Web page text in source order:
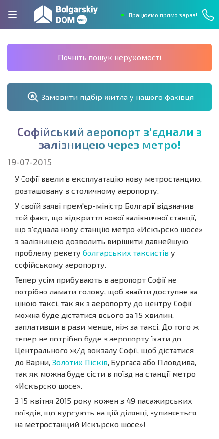
Працюємо прямо зараз!
Почніть пошук нерухомості
Замовити підбір житла у нашого фахівця
Софійський аеропорт з'єднали з
залізницею через метро!
19-07-2015
У Софії ввели в експлуатацію нову метростанцию,
розташовану в столичному аеропорту.
У своїй заяві прем'єр-міністр Болгарії відзначив
той факт, що відкриття нової залізничної станції,
що з'єднала нову станцію метро «Искърско шосе»
з залізницею дозволить вирішити давнейшую
проблему рекету болгарських таксистів у
софійському аеропорту.
Тепер усім прибувають в аеропорт Софії не
потрібно ламати голову, щоб знайти доступне за
ціною таксі, так як з аеропорту до центру Софії
можна буде дістатися всього за 15 хвилин,
заплативши в рази менше, ніж за таксі. До того ж
тепер не потрібно буде з аеропорту їхати до
Центрального ж/д вокзалу Софії, щоб дістатися
до Варни, Золотих Пісків, Бургаса або Пловдива,
так як можна буде сісти в поїзд на станції метро
«Искърско шосе».
З 15 квітня 2015 року кожен з 49 пасажирських
поїздів, що курсують на цій ділянці, зупиняється
на метростанций Искърско шосе»!